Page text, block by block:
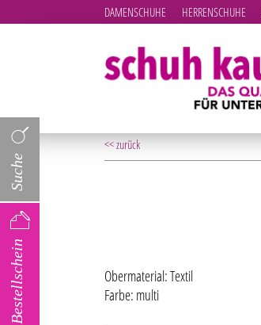
Bestellschein
Suche
DAMENSCHUHE HERRENSCHUHE
<< zurück
Obermaterial: Textil
Farbe: multi